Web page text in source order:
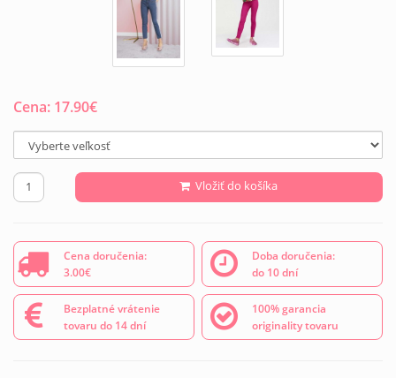
Cena: 17.90€
Vložiť do košíka
Cena doručenia:
3.00€
Doba doručenia:
do 10 dní
Bezplatné vrátenie
tovaru do 14 dní
100% garancia
originality tovaru